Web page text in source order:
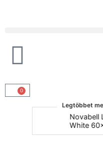
0
Legtöbbet
Novabell
White